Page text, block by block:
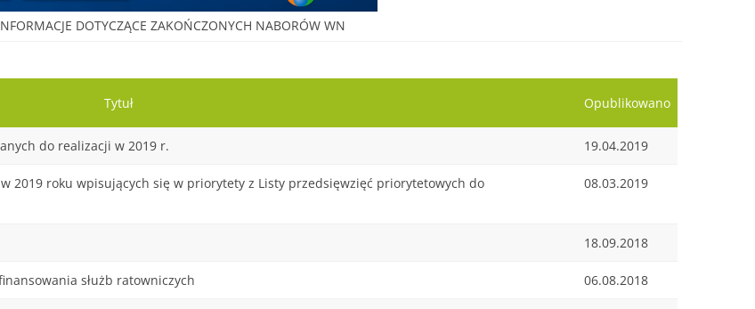
DOTYCZĄCE ZAKOŃCZONYCH NABORÓW WN
Tytuł Opublikowano
do realizacji w 2019 r. 19.04.2019
2019 roku wpisujących się w priorytety z Listy przedsięwzięć priorytetowych do
08.03.2019
18.09.2018
służb ratowniczych 06.08.2018